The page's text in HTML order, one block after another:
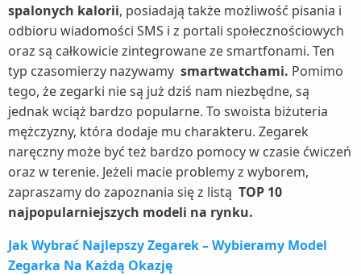
spalonych kalorii, posiadają także możliwość pisania i
odbioru wiadomości SMS i z portali społecznościowych
oraz są całkowicie zintegrowane ze smartfonami. Ten
typ czasomierzy nazywamy smartwatchami. Pomimo
tego, że zegarki nie są już dziś nam niezbędne, są
jednak wciąż bardzo popularne. To swoista biżuteria
mężczyzny, która dodaje mu charakteru. Zegarek
naręczny może być też bardzo pomocy w czasie ćwiczeń
oraz w terenie. Jeżeli macie problemy z wyborem,
zapraszamy do zapoznania się z listą TOP 10
najpopularniejszych modeli na rynku.
Jak Wybrać Najlepszy Zegarek – Wybieramy Model
Zegarka Na Każdą Okazję